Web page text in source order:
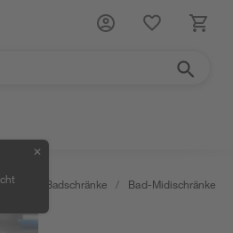
✕
Badschränke / Bad-Midischränke